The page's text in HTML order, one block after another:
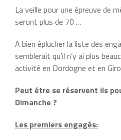
La veille pour une épreuve de
seront plus de 70 …
A bien éplucher la liste des
semblerait qu’il n’y ai plus
activité en Dordogne et en
Peut étre se réservent ils
Dimanche ?
Les premiers engagés: